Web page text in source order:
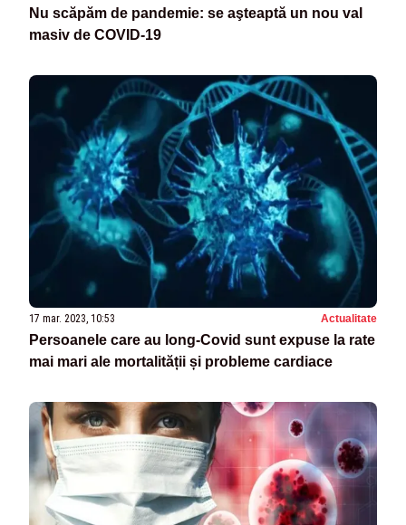
Nu scăpăm de pandemie: se aşteaptă un nou val
masiv de COVID-19
17 mar. 2023, 10:53 Actualitate
Persoanele care au long-Covid sunt expuse la rate
mai mari ale mortalității și probleme cardiace